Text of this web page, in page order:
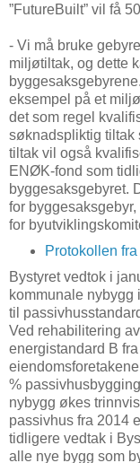
”FutureBuilt” vil få
- Vi må bruke
miljøtiltak, og dette
eksempel på et
det som regel
søknadspliktig tiltak
tiltak vil også
ENØK-fond som
byggesaksgebyret.
for
for
Protokollen
Bystyret vedtok i
kommunale nybygg
til
Ved rehabilitering
energistandard B
%
nybygg økes
passivhus fra 2014
tidligere vedtak i
alle nye bygg som